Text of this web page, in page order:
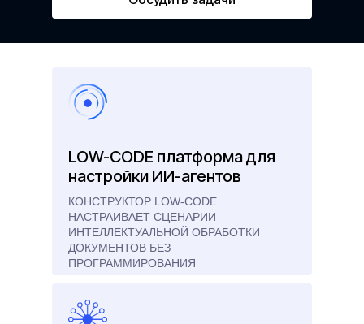
LOW-CODE платформа для
настройки ИИ-агентов
КОНСТРУКТОР LOW-CODE
НАСТРАИВАЕТ СЦЕНАРИИ
ИНТЕЛЛЕКТУАЛЬНОЙ ОБРАБОТКИ
ДОКУМЕНТОВ БЕЗ
ПРОГРАММИРОВАНИЯ